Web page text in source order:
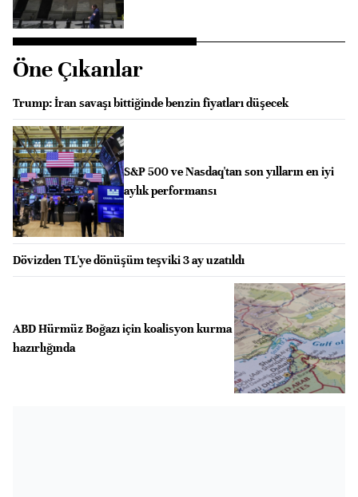
Öne Çıkanlar
Trump: İran savaşı bittiğinde benzin fiyatları düşecek
S&P 500 ve Nasdaq'tan son yılların en iyi
aylık performansı
Dövizden TL'ye dönüşüm teşviki 3 ay uzatıldı
ABD Hürmüz Boğazı için koalisyon kurma
hazırlığında